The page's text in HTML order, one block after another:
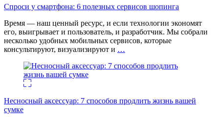
Спроси у смартфона: 6 полезных cервисов шопинга
Время — наш ценный ресурс, и если технологии экономят
его, выигрывает и пользователь, и разработчик. Мы собрали
несколько удобных мобильных сервисов, которые
консультируют, визуализируют и …
Несносный аксессуар: 7 способов продлить жизнь вашей
сумке